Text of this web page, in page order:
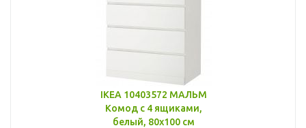
IKEA 10403572 МАЛЬМ
Комод с 4 ящиками,
белый, 80x100 см